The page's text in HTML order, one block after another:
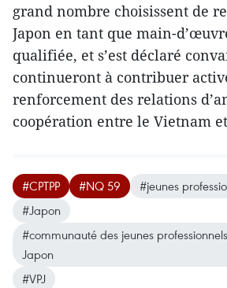
grand nombre choisissent de
Japon en tant que main-
qualifiée, et s’est déclaré
continueront à contribuer
renforcement des relations
coopération entre le Vietnam
#CPTPP #NQ 59
#jeunes
#Japon
#communauté des jeunes
Japon
#VPJ